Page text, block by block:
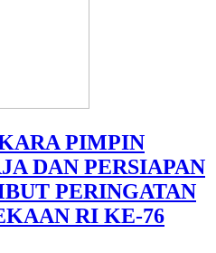
PIMPIN
DAN PERSIAPAN
PERINGATAN
RI KE-76